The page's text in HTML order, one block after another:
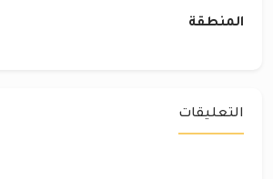
المنطقة
التعليقات